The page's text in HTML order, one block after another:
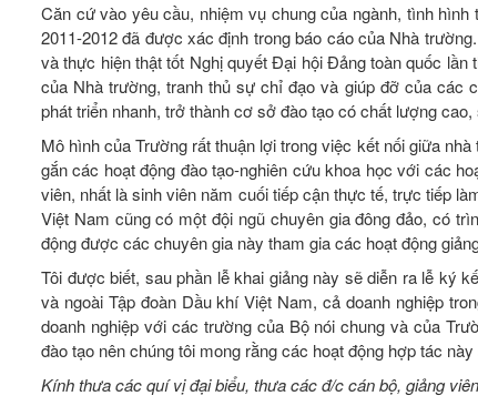
Căn cứ vào yêu cầu, nhiệm vụ chung của ngành, tình
2011-2012 đã được xác định trong báo cáo của Nhà
và thực hiện thật tốt Nghị quyết Đại hội Đảng toàn quốc
của Nhà trường, tranh thủ sự chỉ đạo và giúp đỡ của các
phát triển nhanh, trở thành cơ sở đào tạo có chất lượng
Mô hình của Trường rất thuận lợi trong việc kết nối giữa
gắn các hoạt động đào tạo-nghiên cứu khoa học với các
viên, nhất là sinh viên năm cuối tiếp cận thực tế, trực tiếp
Việt Nam cũng có một đội ngũ chuyên gia đông đảo, có
động được các chuyên gia này tham gia các hoạt động
Tôi được biết, sau phần lễ khai giảng này sẽ diễn ra lễ ký
và ngoài Tập đoàn Dầu khí Việt Nam, cả doanh nghiệp
doanh nghiệp với các trường của Bộ nói chung và của
đào tạo nên chúng tôi mong rằng các hoạt động hợp tác
Kính thưa các quí vị đại biểu, thưa các đ/c cán bộ, giảng